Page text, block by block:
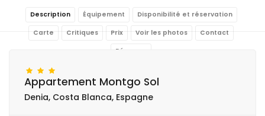
Description Équipement Disponibilité et réservation
Carte Critiques Prix Voir les photos Contact
Réserver
Appartement Montgo Sol
Denia, Costa Blanca, Espagne